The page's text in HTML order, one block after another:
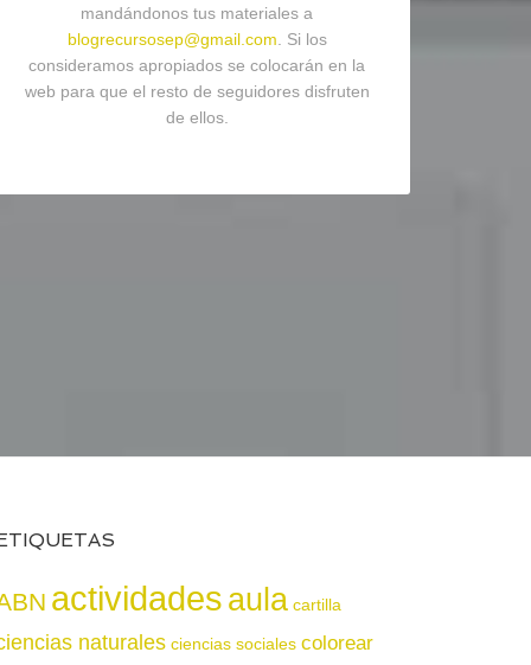
mandándonos tus materiales a
blogrecursosep@gmail.com . Si los
consideramos apropiados se colocarán en la
web para que el resto de seguidores disfruten
de ellos.
actividadesaula cartilla
naturales ciencias sociales colorear